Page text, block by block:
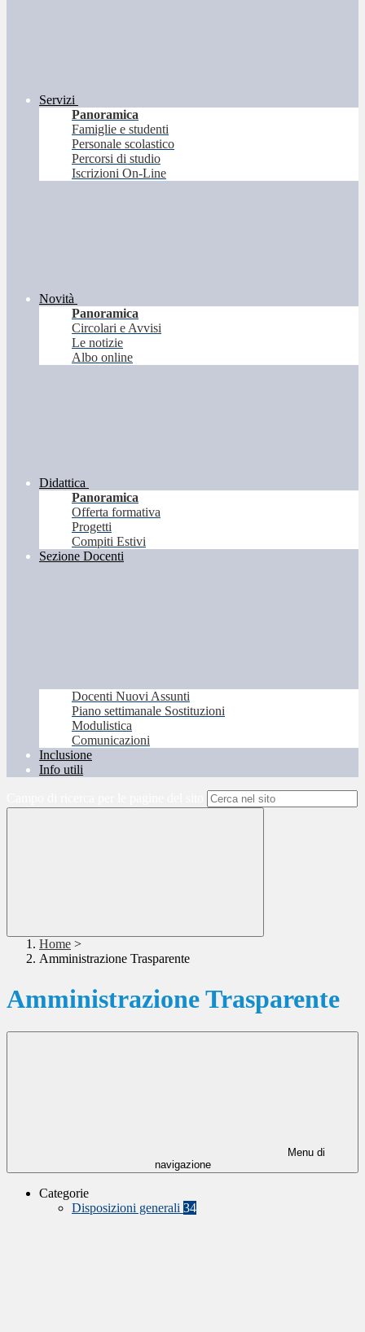
Servizi
Panoramica
Famiglie e studenti
Personale scolastico
Percorsi di studio
Iscrizioni On-Line
Novità
Panoramica
Circolari e Avvisi
Le notizie
Albo online
Didattica
Panoramica
Offerta formativa
Progetti
Compiti Estivi
Sezione Docenti
Docenti Nuovi Assunti
Piano settimanale Sostituzioni
Modulistica
Comunicazioni
Inclusione
Info utili
Home >
Amministrazione Trasparente
Amministrazione Trasparente
Menu di
navigazione
Categorie
Disposizioni generali 34